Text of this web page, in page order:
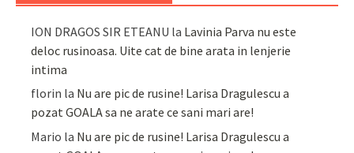
ION DRAGOS SIR ETEANU la Lavinia Parva nu este
deloc rusinoasa. Uite cat de bine arata in lenjerie
intima
florin la Nu are pic de rusine! Larisa Dragulescu a
pozat GOALA sa ne arate ce sani mari are!
Mario la Nu are pic de rusine! Larisa Dragulescu a